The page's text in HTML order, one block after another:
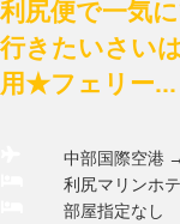
利尻便で一気
行きたいさい
用★フェリー...
中部国際空港
利尻マリンホ
部屋指定なし